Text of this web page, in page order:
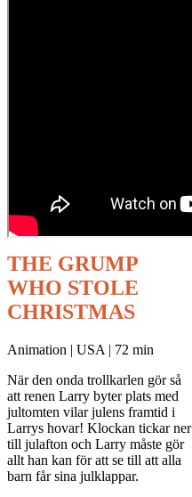
THE GRUMP
WHO STOLE
CHRISTMAS
Animation | USA | 72 min
När den onda trollkarlen gör så
att renen Larry byter plats med
jultomten vilar julens framtid i
Larrys hovar! Klockan tickar ner
till julafton och Larry måste gör
allt han kan för att se till att alla
barn får sina julklappar.